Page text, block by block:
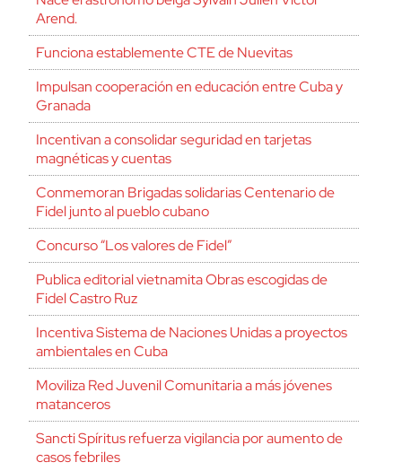
Arend.
Funciona establemente CTE de Nuevitas
Impulsan cooperación en educación entre Cuba y
Granada
Incentivan a consolidar seguridad en tarjetas
magnéticas y cuentas
Conmemoran Brigadas solidarias Centenario de
Fidel junto al pueblo cubano
Concurso “Los valores de Fidel”
Publica editorial vietnamita Obras escogidas de
Fidel Castro Ruz
Incentiva Sistema de Naciones Unidas a proyectos
ambientales en Cuba
Moviliza Red Juvenil Comunitaria a más jóvenes
matanceros
Sancti Spíritus refuerza vigilancia por aumento de
casos febriles